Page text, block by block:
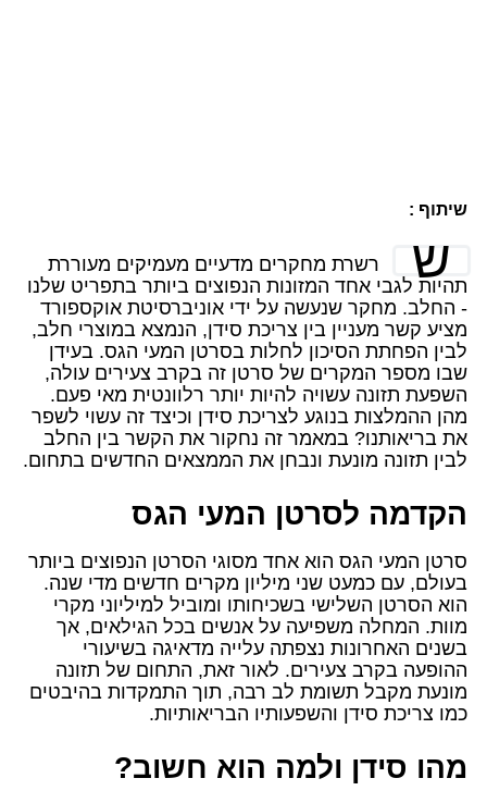
שיתוף :
ש
רשרת מחקרים מדעיים מעמיקים מעוררת
תהיות לגבי אחד המזונות הנפוצים ביותר בתפריט שלנו
- החלב. מחקר שנעשה על ידי אוניברסיטת אוקספורד
מציע קשר מעניין בין צריכת סידן, הנמצא במוצרי חלב,
לבין הפחתת הסיכון לחלות בסרטן המעי הגס. בעידן
שבו מספר המקרים של סרטן זה בקרב צעירים עולה,
השפעת תזונה עשויה להיות יותר רלוונטית מאי פעם.
מהן ההמלצות בנוגע לצריכת סידן וכיצד זה עשוי לשפר
את בריאותנו? במאמר זה נחקור את הקשר בין החלב
לבין תזונה מונעת ונבחן את הממצאים החדשים בתחום.
הקדמה לסרטן המעי הגס
סרטן המעי הגס הוא אחד מסוגי הסרטן הנפוצים ביותר
בעולם, עם כמעט שני מיליון מקרים חדשים מדי שנה.
הוא הסרטן השלישי בשכיחותו ומוביל למיליוני מקרי
מוות. המחלה משפיעה על אנשים בכל הגילאים, אך
בשנים האחרונות נצפתה עלייה מדאיגה בשיעורי
ההופעה בקרב צעירים. לאור זאת, התחום של תזונה
מונעת מקבל תשומת לב רבה, תוך התמקדות בהיבטים
כמו צריכת סידן והשפעותיו הבריאותיות.
מהו סידן ולמה הוא חשוב?